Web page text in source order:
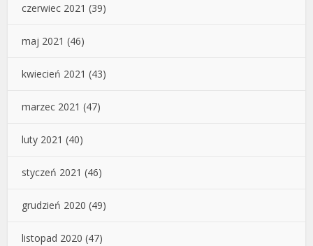
czerwiec 2021 (39)
maj 2021 (46)
kwiecień 2021 (43)
marzec 2021 (47)
luty 2021 (40)
styczeń 2021 (46)
grudzień 2020 (49)
listopad 2020 (47)